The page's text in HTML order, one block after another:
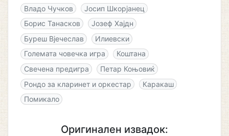
Владо Чучков
Јосип Шкорјанец
Борис Танасков
Јозеф Хајдн
Буреш Вјечеслав
Илиевски
Големата човечка игра
Коштана
Свечена предигра
Петар Коњовиќ
Рондо за кларинет и оркестар
Каракаш
Помикало
Оригинален извадок: